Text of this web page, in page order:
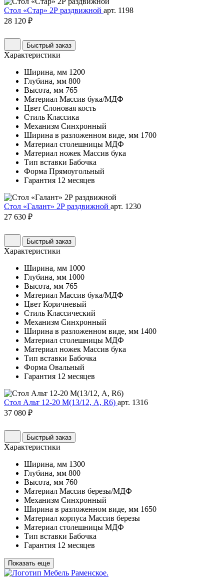
Стол «Стар» 2Р раздвижной арт. 1198
28 120 ₽
Быстрый заказ
Характеристики
Ширина, мм 1200
Глубина, мм 800
Высота, мм 765
Материал Массив бука/МДФ
Цвет Слоновая кость
Стиль Классика
Механизм Синхронный
Ширина в разложенном виде, мм 1700
Материал столешницы МДФ
Материал ножек Массив бука
Тип вставки Бабочка
Форма Прямоугольный
Гарантия 12 месяцев
Стол «Галант» 2Р раздвижной арт. 1230
27 630 ₽
Быстрый заказ
Характеристики
Ширина, мм 1000
Глубина, мм 1000
Высота, мм 765
Материал Массив бука/МДФ
Цвет Коричневый
Стиль Классический
Механизм Синхронный
Ширина в разложенном виде, мм 1400
Материал столешницы МДФ
Материал ножек Массив бука
Тип вставки Бабочка
Форма Овальный
Гарантия 12 месяцев
Стол Альт 12-20 М(13/12, A, R6) арт. 1316
37 080 ₽
Быстрый заказ
Характеристики
Ширина, мм 1300
Глубина, мм 800
Высота, мм 760
Материал Массив березы/МДФ
Механизм Синхронный
Ширина в разложенном виде, мм 1650
Материал корпуса Массив березы
Материал столешницы МДФ
Тип вставки Бабочка
Гарантия 12 месяцев
Показать еще